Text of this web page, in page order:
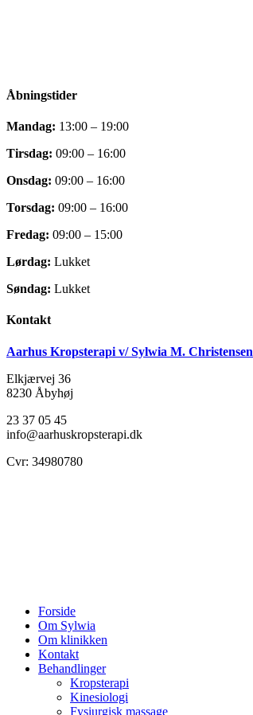
Åbningstider
Mandag: 13:00 – 19:00
Tirsdag: 09:00 – 16:00
Onsdag: 09:00 – 16:00
Torsdag: 09:00 – 16:00
Fredag: 09:00 – 15:00
Lørdag: Lukket
Søndag: Lukket
Kontakt
Aarhus Kropsterapi v/ Sylwia M. Christensen
Elkjærvej 36
8230 Åbyhøj
23 37 05 45
info@aarhuskropsterapi.dk
Cvr: 34980780
Close
Menu
Forside
Om Sylwia
Om klinikken
Kontakt
Behandlinger
Kropsterapi
Kinesiologi
Fysiurgisk massage